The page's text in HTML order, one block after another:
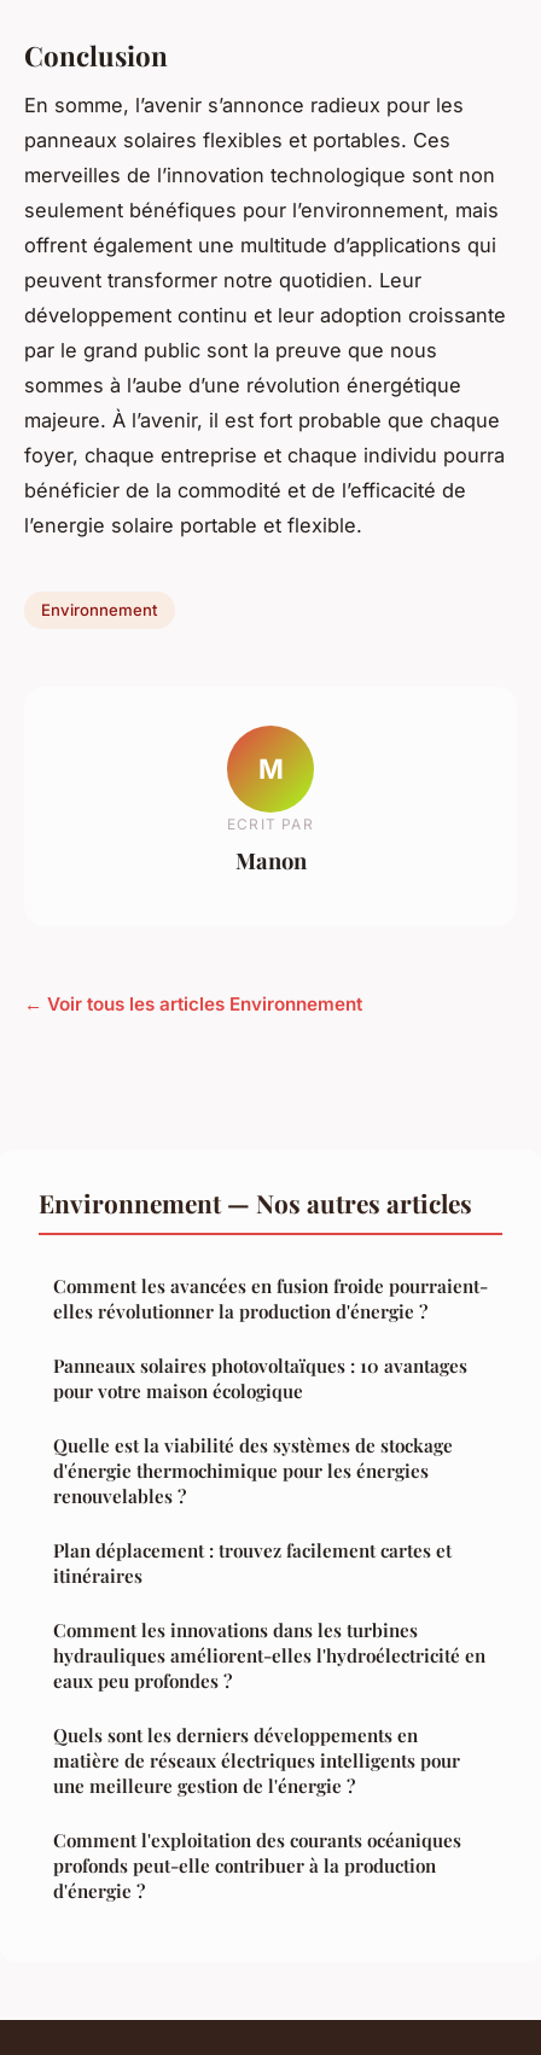
Conclusion
En somme, l’avenir s’annonce radieux pour les
panneaux solaires flexibles et portables. Ces
merveilles de l’innovation technologique sont non
seulement bénéfiques pour l’environnement, mais
offrent également une multitude d’applications qui
peuvent transformer notre quotidien. Leur
développement continu et leur adoption croissante
par le grand public sont la preuve que nous
sommes à l’aube d’une révolution énergétique
majeure. À l’avenir, il est fort probable que chaque
foyer, chaque entreprise et chaque individu pourra
bénéficier de la commodité et de l’efficacité de
l’energie solaire portable et flexible.
Environnement
M
ECRIT PAR
Manon
← Voir tous les articles Environnement
Environnement — Nos autres articles
Comment les avancées en fusion froide pourraient-
elles révolutionner la production d'énergie ?
Panneaux solaires photovoltaïques : 10 avantages
pour votre maison écologique
Quelle est la viabilité des systèmes de stockage
d'énergie thermochimique pour les énergies
renouvelables ?
Plan déplacement : trouvez facilement cartes et
itinéraires
Comment les innovations dans les turbines
hydrauliques améliorent-elles l'hydroélectricité en
eaux peu profondes ?
Quels sont les derniers développements en
matière de réseaux électriques intelligents pour
une meilleure gestion de l'énergie ?
Comment l'exploitation des courants océaniques
profonds peut-elle contribuer à la production
d'énergie ?